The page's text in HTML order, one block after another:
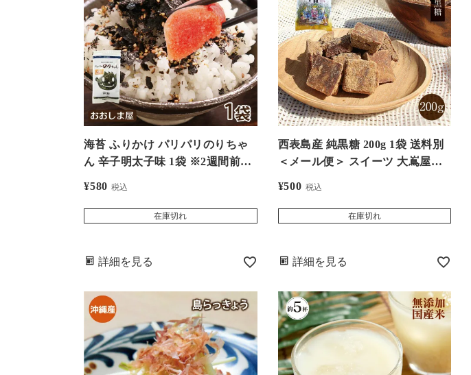
海苔 ふりかけ パリパリのりちゃ
ん 辛子明太子味 1袋 ※2週間前後
りかけ ごまふりかけ 胡麻 食品 グ
¥580 税込
在庫切れ
詳細を見る
西表島産 純黒糖 200g 1袋 送料別
＜メール便＞ スイーツ 大嶌屋
¥500 税込
在庫切れ
詳細を見る